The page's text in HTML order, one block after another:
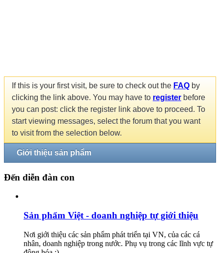
If this is your first visit, be sure to check out the FAQ by
clicking the link above. You may have to register before
you can post: click the register link above to proceed. To
start viewing messages, select the forum that you want
to visit from the selection below.
Giới thiệu sản phẩm
Đến diễn đàn con
Sản phẩm Việt - doanh nghiệp tự giới thiệu
Nơi giới thiệu các sản phẩm phát triển tại VN, của các cá
nhân, doanh nghiệp trong nước. Phụ vụ trong các lĩnh vực tự